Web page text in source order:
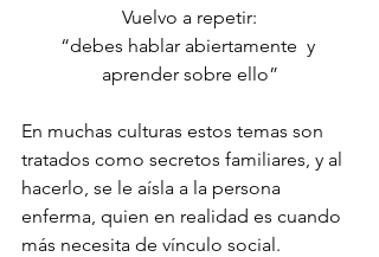
Vuelvo a repetir:
“debes hablar abiertamente  y
aprender sobre ello”
En muchas culturas estos temas son
tratados como secretos familiares, y al
hacerlo, se le aísla a la persona
enferma, quien en realidad es cuando
más necesita de vínculo social.